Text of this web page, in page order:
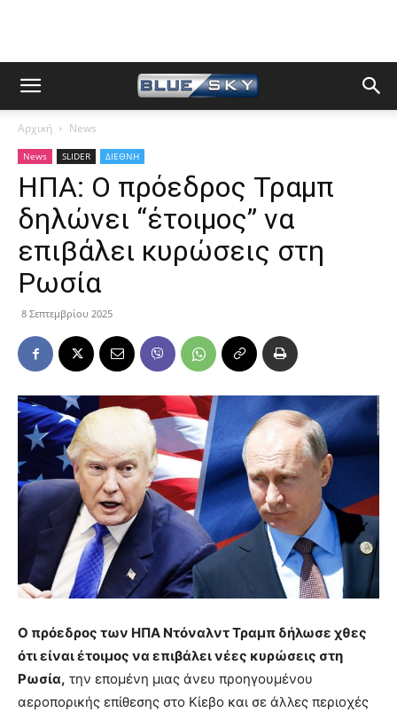
Αρχική News
News SLIDER ΔΙΕΘΝΗ
ΗΠΑ: Ο πρόεδρος Τραμπ
δηλώνει “έτοιμος” να
επιβάλει κυρώσεις στη
Ρωσία
8 Σεπτεμβρίου 2025
Ο πρόεδρος των ΗΠΑ Ντόναλντ Τραμπ δήλωσε χθες
ότι είναι έτοιμος να επιβάλει νέες κυρώσεις στη
Ρωσία, την επομένη μιας άνευ προηγουμένου
αεροπορικής επίθεσης στο Κίεβο και σε άλλες περιοχές